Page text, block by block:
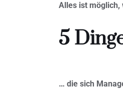
Alles ist möglich,
5
… die sich